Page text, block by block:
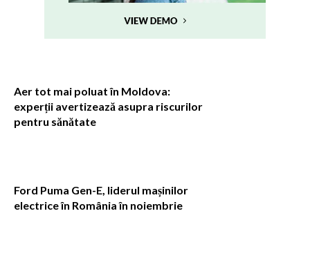
Aer tot mai poluat în Moldova:
experții avertizează asupra riscurilor
pentru sănătate
Ford Puma Gen-E, liderul mașinilor
electrice în România în noiembrie